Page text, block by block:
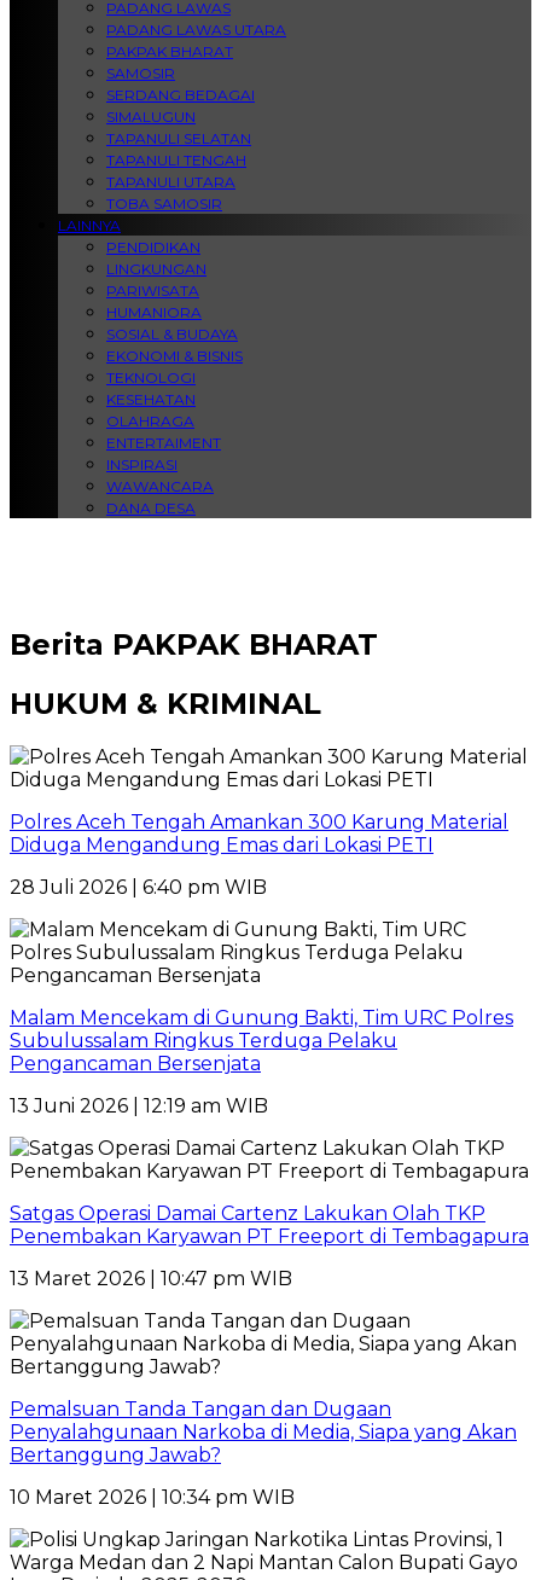
PADANG LAWAS
PADANG LAWAS UTARA
PAKPAK BHARAT
SAMOSIR
SERDANG BEDAGAI
SIMALUGUN
TAPANULI SELATAN
TAPANULI TENGAH
TAPANULI UTARA
TOBA SAMOSIR
LAINNYA
PENDIDIKAN
LINGKUNGAN
PARIWISATA
HUMANIORA
SOSIAL & BUDAYA
EKONOMI & BISNIS
TEKNOLOGI
KESEHATAN
OLAHRAGA
ENTERTAIMENT
INSPIRASI
WAWANCARA
DANA DESA
Berita PAKPAK BHARAT
HUKUM & KRIMINAL
Polres Aceh Tengah Amankan 300 Karung Material
Diduga Mengandung Emas dari Lokasi PETI
28 Juli 2026 | 6:40 pm WIB
Malam Mencekam di Gunung Bakti, Tim URC Polres
Subulussalam Ringkus Terduga Pelaku
Pengancaman Bersenjata
13 Juni 2026 | 12:19 am WIB
Satgas Operasi Damai Cartenz Lakukan Olah TKP
Penembakan Karyawan PT Freeport di Tembagapura
13 Maret 2026 | 10:47 pm WIB
Pemalsuan Tanda Tangan dan Dugaan
Penyalahgunaan Narkoba di Media, Siapa yang Akan
Bertanggung Jawab?
10 Maret 2026 | 10:34 pm WIB